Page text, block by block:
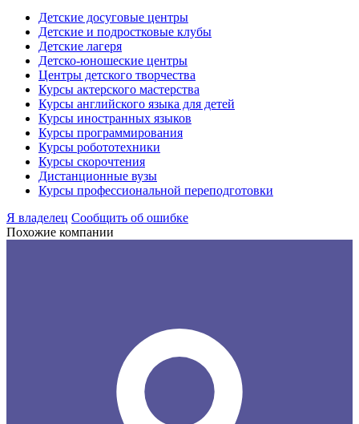
Детские досуговые центры
Детские и подростковые клубы
Детские лагеря
Детско-юношеские центры
Центры детского творчества
Курсы актерского мастерства
Курсы английского языка для детей
Курсы иностранных языков
Курсы программирования
Курсы робототехники
Курсы скорочтения
Дистанционные вузы
Курсы профессиональной переподготовки
Я владелец Сообщить об ошибке
Похожие компании